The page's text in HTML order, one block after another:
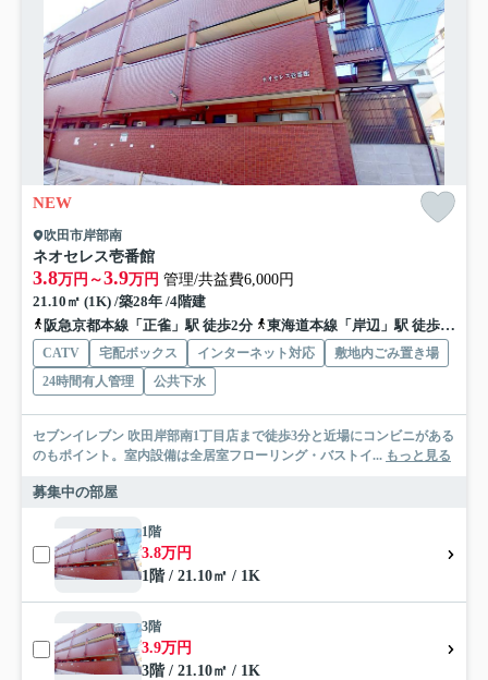
NEW
吹田市岸部南
ネオセレス壱番館
3.8万円～3.9万円 管理/共益費6,000円
21.10㎡ (1K) /築28年 /4階建
阪急京都本線「正雀」駅 徒歩2分
東海道本線「岸辺」駅 徒歩5分
CATV 宅配ボックス インターネット対応
敷地内ごみ置き場
24時間有人管理
公共下水
セブンイレブン 吹田岸部南1丁目店まで徒歩3分と近場にコンビニがある
のもポイント。室内設備は全居室フローリング・バストイ... もっと見る
募集中の部屋
1階
3.8万円
1階 / 21.10㎡ / 1K
3階
3.9万円
3階 / 21.10㎡ / 1K